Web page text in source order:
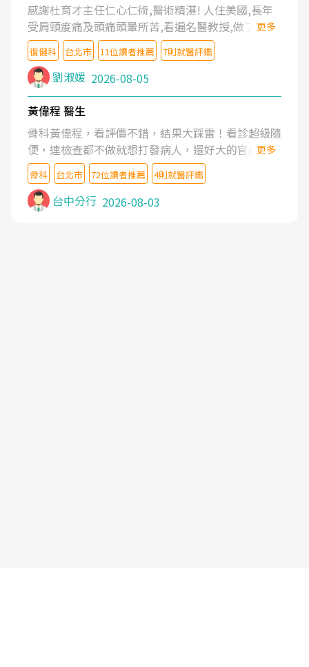
感謝杜育才主任仁心仁術,醫術精湛! 人住美國,長年
受肩頸痠痛及頭痛頭暈所苦,看遍名醫教授,做了各種
檢查,也嘗試過西醫打針,中醫針灸及物理徒手治療都
沒有用,後來連吃到嗎啡類止痛藥都效果有限,只是壓
症狀,沒多久就痛起來,多年失眠嚴重影響生活品質.
台灣親友介紹忠孝醫院杜育才主任是頸頭症候群專
家,上網搜尋杜主任相關文章新聞跟網路評價之後,下
定決心飛回台北找杜醫師診治. 杜主任的乾針跟增生
治療真的很厲害,第一次乾針就覺得整個肩頸鬆開,回
家特別好睡,經過幾次治療,長年頑疾已經好了大半,杜
主任除了打針超厲害,還會一直交代要改善姿勢跟好
好做運動,看診態度親切溫暖,真的是不可多得的良醫,
大力推荐!
更多
復健科 台北市 11位讀者推薦 7則就醫評鑑
劉淑媛 2026-08-05
黃偉程 醫生
骨科黃偉程，看評價不錯，結果大踩雷！看診超級隨
便，連檢查都不做就想打發病人，還好大的官威 ...
想詢問病情還被陰陽怪氣嘲諷一番。可能好評帶來的
大頭症，變得自負不尊重病人。醫術也不行，畢竟連
檢查都懶得做，治療會有用才怪。大家避雷吧！
更多
骨科 台北市 72位讀者推薦 4則就醫評鑑
台中分行 2026-08-03